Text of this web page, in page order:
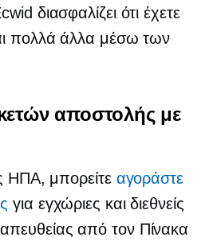
διασφαλίζει ότι έχετε
πολλά άλλα μέσω των
αποστολής με
ΗΠΑ, μπορείτε αγοράστε
για εγχώριες και διεθνείς
από τον Πίνακα